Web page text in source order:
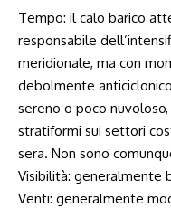
Tempo: il calo barico
responsabile
meridionale, ma con
debolmente
sereno o poco
stratiformi sui settori
sera. Non sono
Visibilità: generalmente
Venti: generalmente